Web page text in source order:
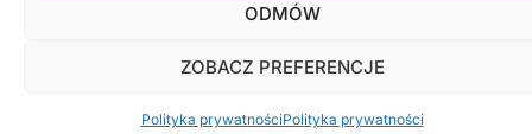
ODMÓW
ZOBACZ PREFERENCJE
Polityka prywatnościPolityka prywatności